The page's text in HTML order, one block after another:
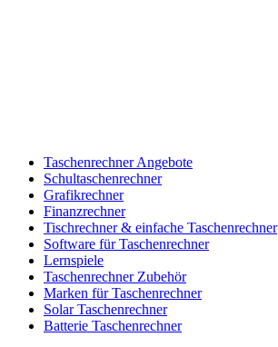
Taschenrechner Angebote
Schultaschenrechner
Grafikrechner
Finanzrechner
Tischrechner & einfache Taschenrechner
Software für Taschenrechner
Lernspiele
Taschenrechner Zubehör
Marken für Taschenrechner
Solar Taschenrechner
Batterie Taschenrechner